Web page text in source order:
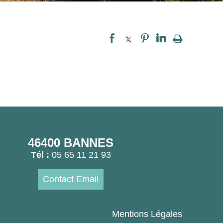
46400 BANNES
Tél : 05 65 11 21 93
Contact Email
Mentions Légales